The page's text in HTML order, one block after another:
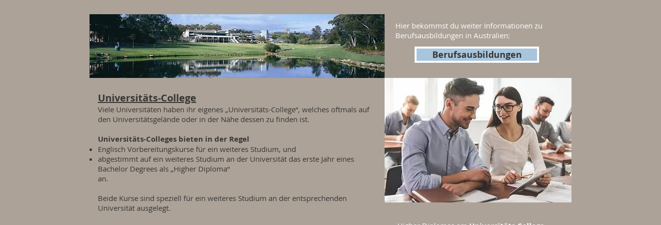
Universitäts-College
Viele Universitäten haben ihr eigenes „Universitäts-College“, welches oftmals auf
den Universitätsgelände oder in der Nähe dessen zu finden ist.
Universitäts-Colleges bieten in der Regel
Englisch Vorbereitungskurse für ein weiteres Studium, und
abgestimmt auf ein weiteres Studium an der Universität das erste Jahr eines
Bachelor Degrees als „Higher Diploma“
an.
Beide Kurse sind speziell für ein weiteres Studium an der entsprechenden
Universität ausgelegt.
Hier bekommst du weiter Informationen zu
Berufsausbildungen in Australien:
Berufsausbildungen